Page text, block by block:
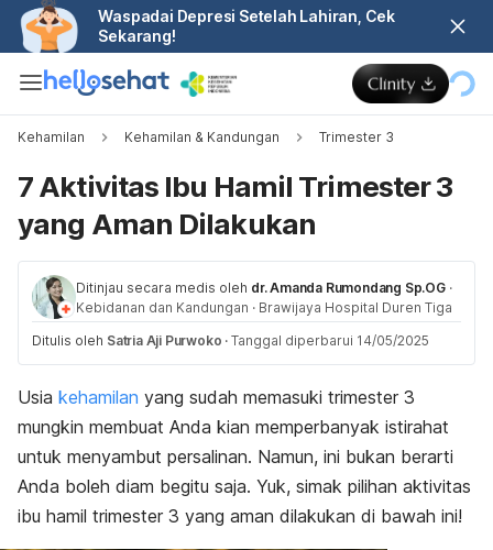
Waspadai Depresi Setelah Lahiran, Cek
Sekarang!
Kehamilan Kehamilan & Kandungan Trimester 3
7 Aktivitas Ibu Hamil Trimester 3
yang Aman Dilakukan
Ditinjau secara medis oleh dr. Amanda Rumondang Sp.OG ·
Kebidanan dan Kandungan · Brawijaya Hospital Duren Tiga
Ditulis oleh Satria Aji Purwoko · Tanggal diperbarui 14/05/2025
Usia kehamilan yang sudah memasuki trimester 3
mungkin membuat Anda kian memperbanyak istirahat
untuk menyambut persalinan. Namun, ini bukan berarti
Anda boleh diam begitu saja. Yuk, simak pilihan aktivitas
ibu hamil trimester 3 yang aman dilakukan di bawah ini!